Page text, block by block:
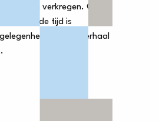
en verkregen. Ook
ruim de tijd is
om hun verhaal